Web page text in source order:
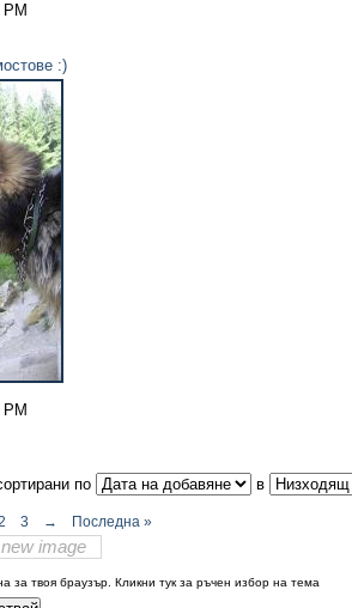
:)
по в
3 → Последна »
image
за твоя браузър. Кликни тук за ръчен избор на тема